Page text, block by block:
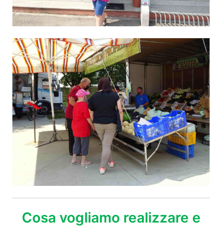
Cosa vogliamo realizzare e